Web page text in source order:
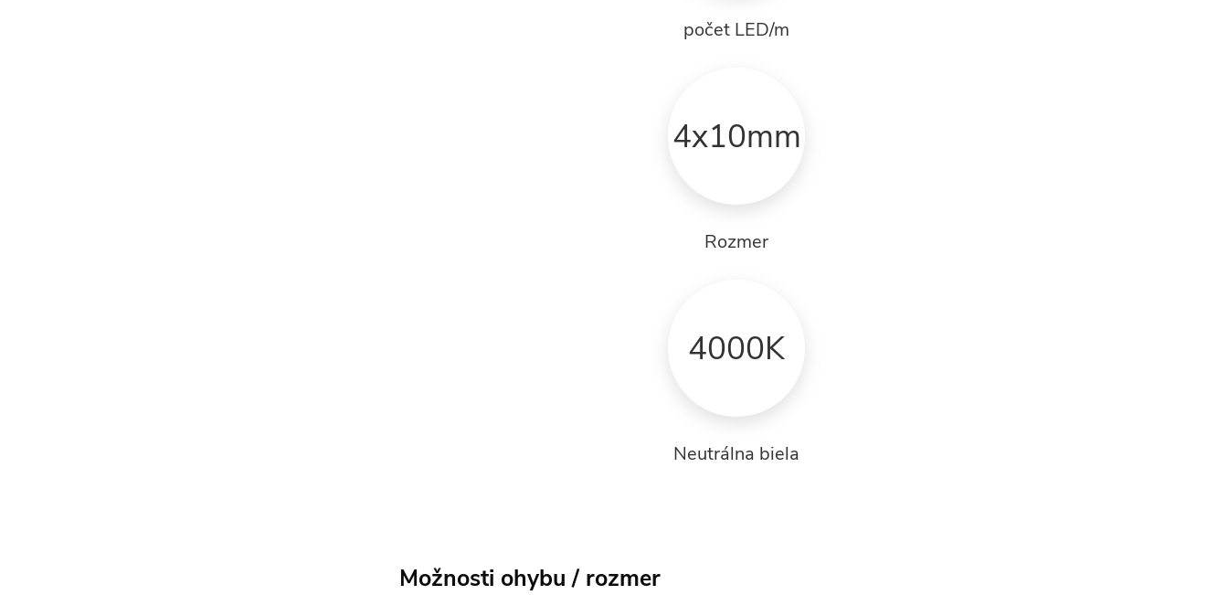
počet LED/m
4x10mm
Rozmer
4000K
Neutrálna biela
Možnosti ohybu / rozmer